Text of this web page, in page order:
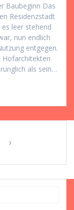
Baubeginn Das
Residenzstadt
leer stehend
nun endlich
entgegen.
Hofarchitekten
als sein…